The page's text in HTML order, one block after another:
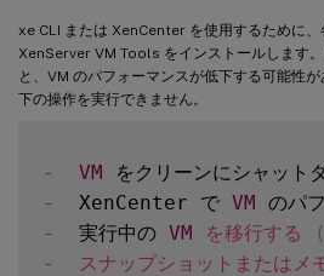
xe CLI または XenCenter を使用するために
XenServer VM Tools をインストールします
と、VM のパフォーマンスが低下する可能性
下の操作を実行できません。
-
VM
-
  XenCenter で
VM
-
  実行中の
VM を移行する (
-
スナップショットまたはメ